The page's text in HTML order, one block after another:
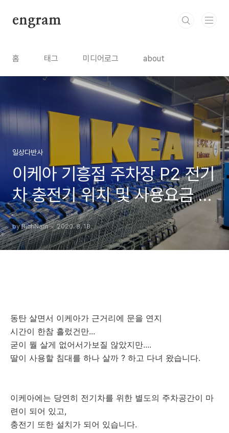
engram
홈 태그 미디어로그 about
일상다반사
이케아 기흥점 주차장 P2 전기
차 충전기 위치 및 사용요금 안
내
by RichNam 2020. 8. 18.
동탄 살면서 이케아가 근거리에 문을 연지
시간이 한참 흘렀건만...
굳이 뭘 살게 없어서가보질 않았지만....
딸이 사용할 침대를 하나 살까 ? 하고 다녀 왔습니다.
이케아에는 당연히 전기차를 위한 별도의 주차공간이 마
련이 되어 있고,
충전기 또한 설치가 되어 있습니다.